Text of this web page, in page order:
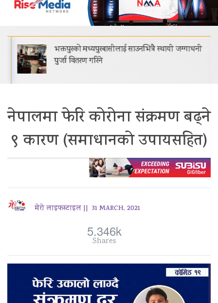
भक्तपुरको मध्यपुरबासीलाई साउनभित्रै स्थायी जग्गाधनी
पुर्जा वितरण गरिने
नेपालमा फेरि कोरोना संक्रमण बढ्ने
९ कारण (समाधानको उपायसहित)
मेरो लाइफस्टाइल || 31 MARCH, 2021
5.346k
Shares